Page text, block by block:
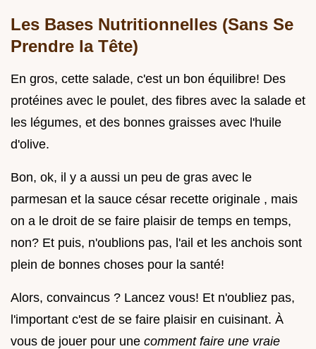
Les Bases Nutritionnelles (Sans Se
Prendre la Tête)
En gros, cette salade, c'est un bon équilibre! Des
protéines avec le poulet, des fibres avec la salade et
les légumes, et des bonnes graisses avec l'huile
d'olive.
Bon, ok, il y a aussi un peu de gras avec le
parmesan et la sauce césar recette originale , mais
on a le droit de se faire plaisir de temps en temps,
non? Et puis, n'oublions pas, l'ail et les anchois sont
plein de bonnes choses pour la santé!
Alors, convaincus ? Lancez vous! Et n'oubliez pas,
l'important c'est de se faire plaisir en cuisinant. À
vous de jouer pour une comment faire une vraie